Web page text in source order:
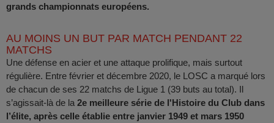
grands championnats européens.
AU MOINS UN BUT PAR MATCH PENDANT 22
MATCHS
Une défense en acier et une attaque prolifique, mais surtout
régulière. Entre février et décembre 2020, le LOSC a marqué lors
de chacun de ses 22 matchs de Ligue 1 (39 buts au total). Il
s’agissait-là de la 2e meilleure série de l'Histoire du Club dans
l’élite, après celle établie entre janvier 1949 et mars 1950